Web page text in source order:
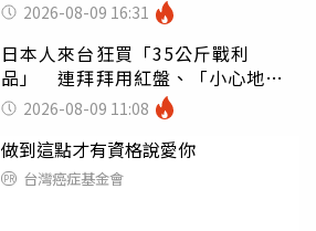
2026-08-09 16:31
日本人來台狂買「35公斤戰利
品」 連拜拜用紅盤、「小心地
滑」告示牌也帶回家
2026-08-09 11:08
做到這點才有資格說愛你
台灣癌症基金會